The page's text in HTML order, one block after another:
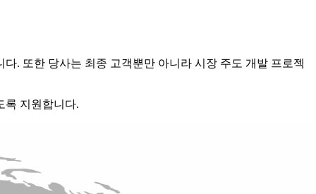
. 또한 당사는 최종 고객뿐만 아니라 시장 주도 개발 프로젝
록 지원합니다.